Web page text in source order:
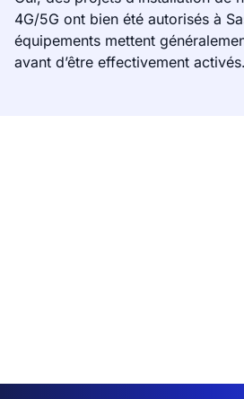
4G/5G ont bien été autorisés à
équipements mettent
avant d’être effectivement activés.